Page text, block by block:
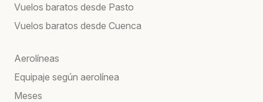
Vuelos baratos desde Pasto
Vuelos baratos desde Cuenca
Aerolíneas
Equipaje según aerolínea
Meses